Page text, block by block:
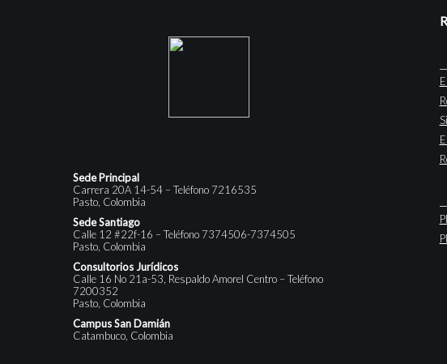
Sede Principal
Carrera 20A 14-54 – Teléfono 7216535
Pasto, Colombia
Sede Santiago
Calle 12 #22f-16 – Teléfono 7374506-7374505
Pasto, Colombia
Consultorios Jurídicos
Calle 16 No 21a-53, Respaldo Amorel Centro – Teléfono
7200352
Pasto, Colombia
Campus San Damián
Catambuco, Colombia